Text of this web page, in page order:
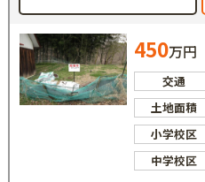
450万円
交通
土地面積
小学校区
中学校区